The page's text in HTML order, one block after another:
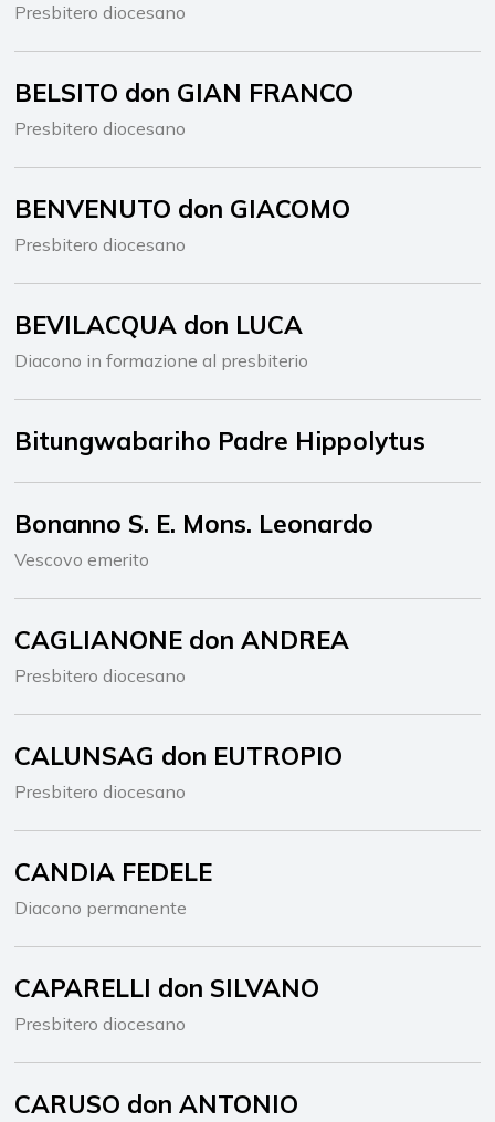
Presbitero diocesano
BELSITO don GIAN FRANCO
Presbitero diocesano
BENVENUTO don GIACOMO
Presbitero diocesano
BEVILACQUA don LUCA
Diacono in formazione al presbiterio
Bitungwabariho Padre Hippolytus
Bonanno S. E. Mons. Leonardo
Vescovo emerito
CAGLIANONE don ANDREA
Presbitero diocesano
CALUNSAG don EUTROPIO
Presbitero diocesano
CANDIA FEDELE
Diacono permanente
CAPARELLI don SILVANO
Presbitero diocesano
CARUSO don ANTONIO